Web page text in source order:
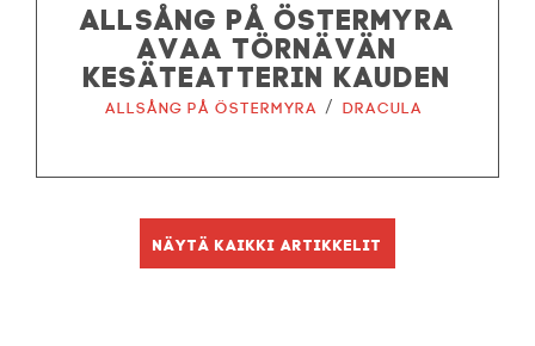
ALLSÅNG PÅ ÖSTERMYRA
AVAA TÖRNÄVÄN
KESÄTEATTERIN KAUDEN
Allsång på Östermyra / Dracula
Näytä kaikki artikkelit